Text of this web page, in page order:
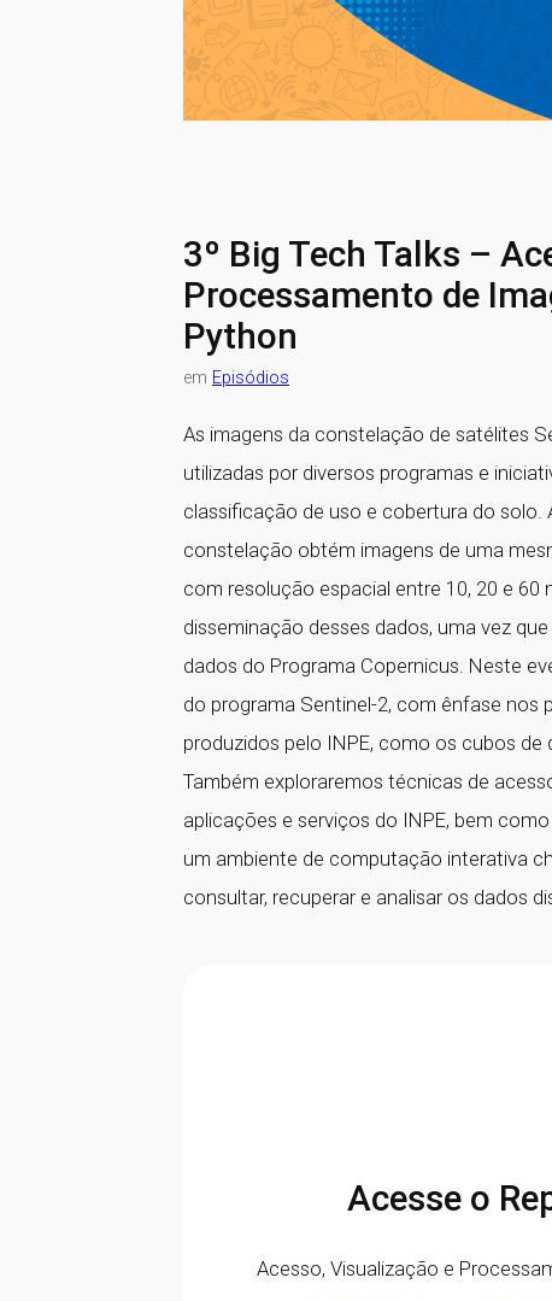
3º Big Tech Talks –
Processamento de
Python
em Episódios
As imagens da constelação de satélites
utilizadas por diversos programas e
classificação de uso e cobertura do solo.
constelação obtém imagens de uma
com resolução espacial entre 10, 20 e
disseminação desses dados, uma vez
dados do Programa Copernicus. Neste
do programa Sentinel-2, com ênfase nos
produzidos pelo INPE, como os cubos de
Também exploraremos técnicas de
aplicações e serviços do INPE, bem
um ambiente de computação interativa
consultar, recuperar e analisar os dados
Acesse o
Acesso, Visualização e